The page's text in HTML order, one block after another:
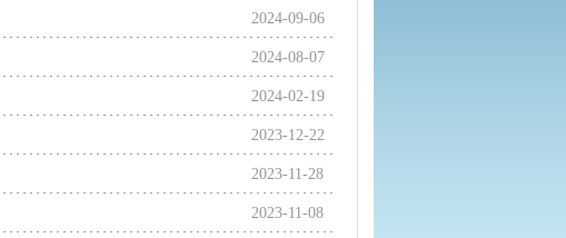
2024-09-06
2024-08-07
2024-02-19
2023-12-22
2023-11-28
2023-11-08